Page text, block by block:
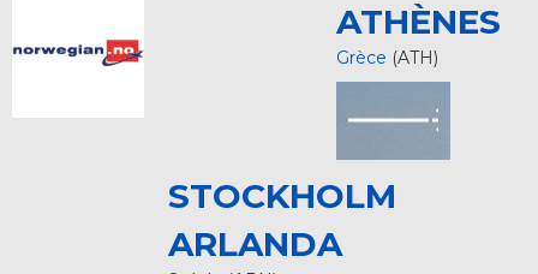
ATHÈNES
Grèce (ATH)
STOCKHOLM
ARLANDA